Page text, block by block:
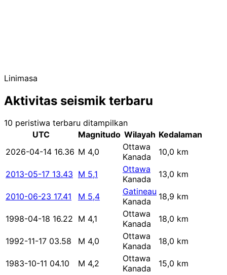
Linimasa
Aktivitas seismik terbaru
10 peristiwa terbaru ditampilkan
UTC
Magnitudo Wilayah Kedalaman
2026-04-14 16.36 M 4,0
Ottawa
Kanada
10,0 km
2013-05-17 13.43 M 5,1
Ottawa
Kanada
13,0 km
2010-06-23 17.41 M 5,4
Gatineau
Kanada
18,9 km
1998-04-18 16.22 M 4,1
Ottawa
Kanada
18,0 km
1992-11-17 03.58 M 4,0
Ottawa
Kanada
18,0 km
1983-10-11 04.10 M 4,2
Ottawa
Kanada
15,0 km